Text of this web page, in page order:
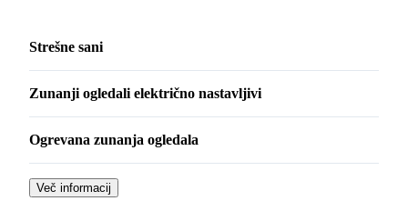
Strešne sani
Zunanji ogledali električno nastavljivi
Ogrevana zunanja ogledala
Več informacij